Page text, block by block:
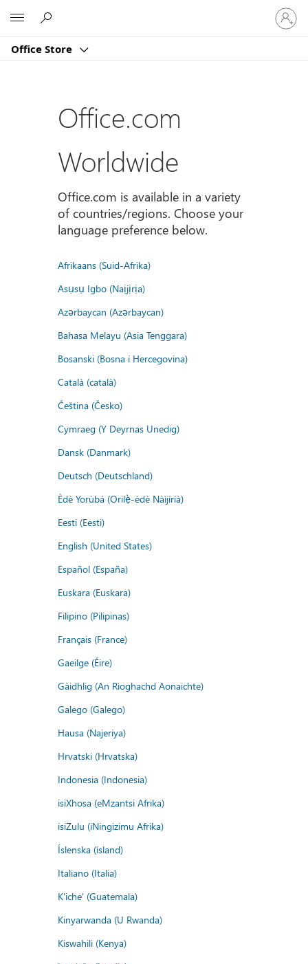
Office Store
Sign
in
to
account
Office.com
Worldwide
Office.com is available in a variety
of countries/regions. Choose your
language preference below.
Afrikaans (Suid-Afrika)
Asụsụ Igbo (Naịjịrịa)
Azərbaycan (Azərbaycan)
Bahasa Melayu (Asia Tenggara)
Bosanski (Bosna i Hercegovina)
Català (català)
Čeština (Česko)
Cymraeg (Y Deyrnas Unedig)
Dansk (Danmark)
Deutsch (Deutschland)
Èdè Yorùbá (Orilẹ̀-èdè Nàìjíríà)
Eesti (Eesti)
English (United States)
Español (España)
Euskara (Euskara)
Filipino (Pilipinas)
Français (France)
Gaeilge (Éire)
Gàidhlig (An Rìoghachd Aonaichte)
Galego (Galego)
Hausa (Najeriya)
Hrvatski (Hrvatska)
Indonesia (Indonesia)
isiXhosa (eMzantsi Afrika)
isiZulu (iNingizimu Afrika)
Íslenska (ísland)
Italiano (Italia)
K'iche' (Guatemala)
Kinyarwanda (U Rwanda)
Kiswahili (Kenya)